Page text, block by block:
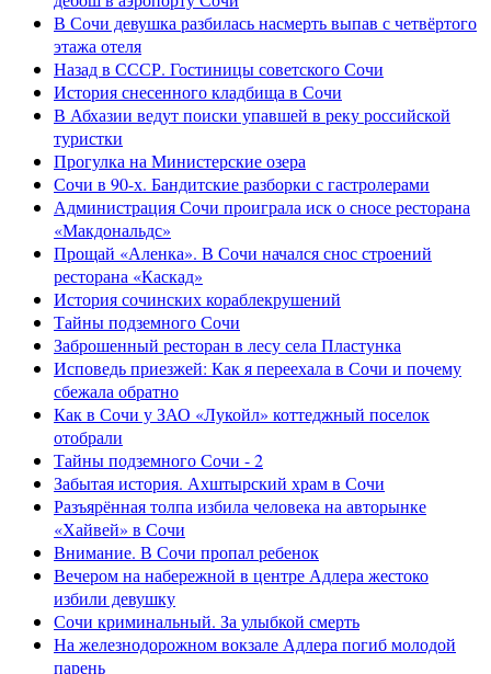
В Сочи девушка разбилась насмерть выпав с четвёртого
этажа отеля
Назад в СССР. Гостиницы советского Сочи
История снесенного кладбища в Сочи
В Абхазии ведут поиски упавшей в реку российской
туристки
Прогулка на Министерские озера
Сочи в 90-х. Бандитские разборки с гастролерами
Администрация Сочи проиграла иск о сносе ресторана
«Макдональдс»
Прощай «Аленка». В Сочи начался снос строений
ресторана «Каскад»
История сочинских кораблекрушений
Тайны подземного Сочи
Заброшенный ресторан в лесу села Пластунка
Исповедь приезжей: Как я переехала в Сочи и почему
сбежала обратно
Как в Сочи у ЗАО «Лукойл» коттеджный поселок
отобрали
Тайны подземного Сочи - 2
Забытая история. Ахштырский храм в Сочи
Разъярённая толпа избила человека на авторынке
«Хайвей» в Сочи
Внимание. В Сочи пропал ребенок
Вечером на набережной в центре Адлера жестоко
избили девушку
Сочи криминальный. За улыбкой смерть
На железнодорожном вокзале Адлера погиб молодой
парень